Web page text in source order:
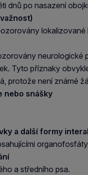
dnů po nasazení
neurologické
Tyto příznaky
protože není známé
nebo snášky
a další formy
a středního psa.